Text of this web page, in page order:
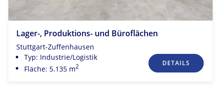
Lager-, Produktions- und Büroflächen
Stuttgart-Zuffenhausen
Typ: Industrie/Logistik
Fläche: 5.135 m2 DETAILS